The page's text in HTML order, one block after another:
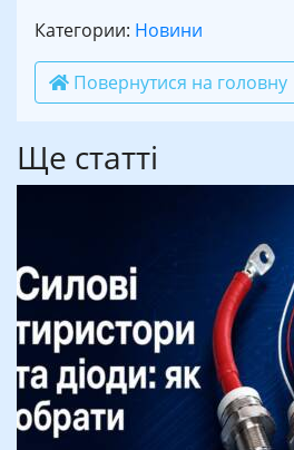
Категории: Новини
Повернутися на головну
Ще статті